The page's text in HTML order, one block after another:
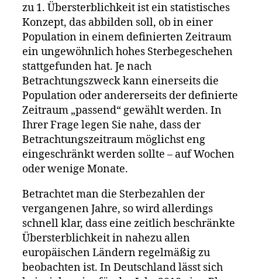
zu 1. Übersterblichkeit ist ein statistisches
Konzept, das abbilden soll, ob in einer
Population in einem definierten Zeitraum
ein ungewöhnlich hohes Sterbegeschehen
stattgefunden hat. Je nach
Betrachtungszweck kann einerseits die
Population oder andererseits der definierte
Zeitraum „passend“ gewählt werden. In
Ihrer Frage legen Sie nahe, dass der
Betrachtungszeitraum möglichst eng
eingeschränkt werden sollte – auf Wochen
oder wenige Monate.
Betrachtet man die Sterbezahlen der
vergangenen Jahre, so wird allerdings
schnell klar, dass eine zeitlich beschränkte
Übersterblichkeit in nahezu allen
europäischen Ländern regelmäßig zu
beobachten ist. In Deutschland lässt sich